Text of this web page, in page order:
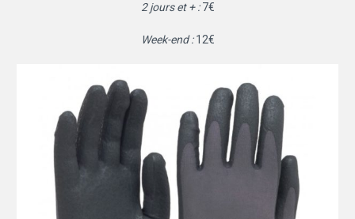
2 jours et + :7€
Week-end :12€